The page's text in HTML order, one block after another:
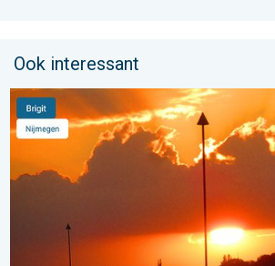
Ook interessant
Stuur jouw weerfoto van de week!.